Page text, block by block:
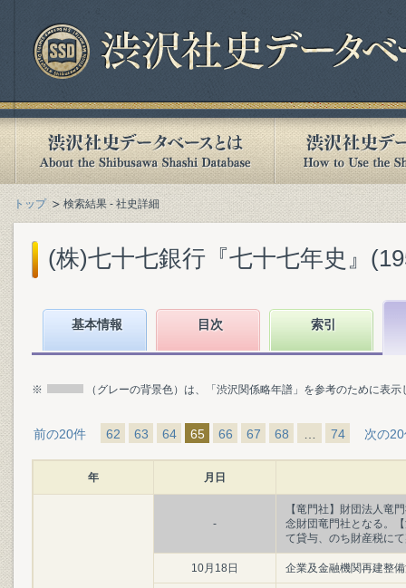
トップ 検索結果 - 社史詳細
(株)七十七銀行『七十七年史』
基本情報 目次 索引
※ （グレーの背景色）は、「渋沢関係略年譜」を参考のために表
前の20件 62 63 64 65 66 67 68 74 次の
年 月日
-
【竜門社】財団法人竜
念財団竜門社となる。
て貸与、のち財産税に
10月18日 企業及金融機関再建整